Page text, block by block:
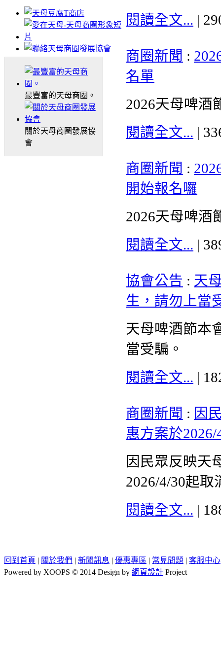
最豐富的天母商圈。
關於天母商圈發展協
會
閱讀全文... |
商圈新聞 :
名單
2026天母啤酒
閱讀全文... |
商圈新聞 :
開始報名囉
2026天母啤酒
閱讀全文... |
協會公告 : 天
生，請勿上當
天母啤酒節本
當受騙。
閱讀全文... |
商圈新聞 : 因
惠方案於
因民眾反映天
2026/4/30起取
閱讀全文... |
回到首頁 | 關於我們 | 新聞訊息 | 優惠專區 | 常見問題 | 客服中心
Powered by XOOPS © 2014 Design by 網頁設計 Project